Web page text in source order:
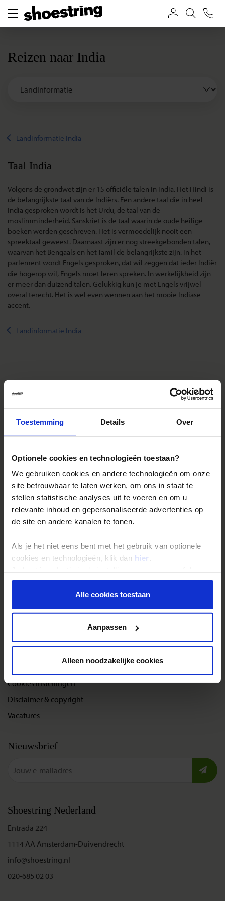
Toestemming Details Over
Optionele cookies en technologieën toestaan?
We gebruiken cookies en andere technologieën om onze
site betrouwbaar te laten werken, om ons in staat te
stellen statistische analyses uit te voeren en om u
relevante inhoud en gepersonaliseerde advertenties op
de site en andere kanalen te tonen.
Als je het niet eens bent met het gebruik van optionele
cookies en technologieën, klik dan hier .
onder aan de pagina op elk gewenst moment voor de
toekomst wijzigen.Alle cookies toestaan
Aanpassen
Alleen noodzakelijke cookies
Reizen naar India
Landinformatie India
Taal India
Volgens de grondwet zijn er 15 officiële talen in India. Het Hindi is
de belangrijkste taal van de Indiërs. Een andere taal die in heel
India gesproken wordt is het Urdu, de taal van de
moslimminderheid. Sanskriet is de taal waarin de oude heilige
boeken werden geschreven. Het is vermoedelijk nooit een
spreektaal geweest. Daarnaast zijn er nog streekgebonden talen,
waarvan het Bengaals en het Tamil de belangrijkste zijn. In het
parlement wordt Engels gesproken, dat wil zeggen dat ieder Indiër
die hogerop wil, Engels moet leren spreken. In werkelijkheid zijn
er meer dan duizend talen. Gelukkig kun je met Engels vrijwel
overal terecht. Het is wel even wennen aan het mooie Indiase
accent.
Landinformatie India
Bestemmingen
Duurzaam reizen
Reis- en annuleringsvoorwaarden
Veelgestelde vragen
Inloggen op mijn.Shoestring
Reisthema's
Single reizen
Gegarandeerde reizen
Bel, mail of chat met ons
Cookies instellingen
Disclaimer & copyright
Vacatures
Nieuwsbrief
Shoestring Nederland
Entrada 224
1114 AA Amsterdam-Duivendrecht
info@shoestring.nl
020-685 02 03